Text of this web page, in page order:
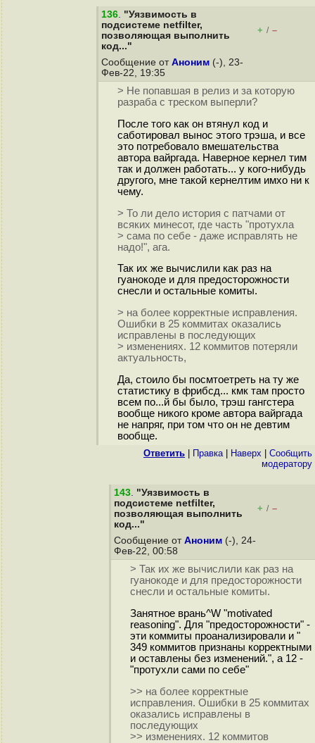
136. "Уязвимость в
подсистеме netfilter,
позволяющая выполнить
код..."
+ / –
Сообщение от Аноним (-), 23-
Фев-22, 19:35
> Не попавшая в релиз и за которую
разраба с треском выперли?
После того как он втянул код и
саботировал вынос этого трэша, и все
это потребовало вмешательства
автора вайргада. Наверное кернел тим
так и должен работать... у кого-нибудь
другого, мне такой кернелтим имхо ни к
чему.
> То ли дело история с патчами от
всяких минесот, где часть "протухла
> сама по себе - даже исправлять не
надо!", ага.
Так их же вычислили как раз на
гуанокоде и для предосторожности
снесли и остальные комиты.
> на более корректные исправления.
Ошибки в 25 коммитах оказались
исправлены в последующих
> изменениях. 12 коммитов потеряли
актуальность,
Да, стоило бы посмтоетреть на ту же
статистику в фрибсд... кмк там просто
всем по...й бы было, трэш гангстера
вообще никого кроме автора вайргада
не напряг, при том что он не девтим
вообще.
Ответить Правка| Наверх
Cообщить
модератору
143. "Уязвимость в
подсистеме netfilter,
позволяющая выполнить
код..."
+ / –
Сообщение от Аноним (-), 24-
Фев-22, 00:58
> Так их же вычислили как раз на
гуанокоде и для предосторожности
снесли и остальные комиты.
Занятное врань^W "motivated
reasoning". Для "предосторожности" -
эти коммиты проанализировали и "
349 коммитов признаны корректными
и оставлены без изменений.", а 12 -
"протухли сами по себе"
>> на более корректные
исправления. Ошибки в 25 коммитах
оказались исправлены в
последующих
>> изменениях. 12 коммитов